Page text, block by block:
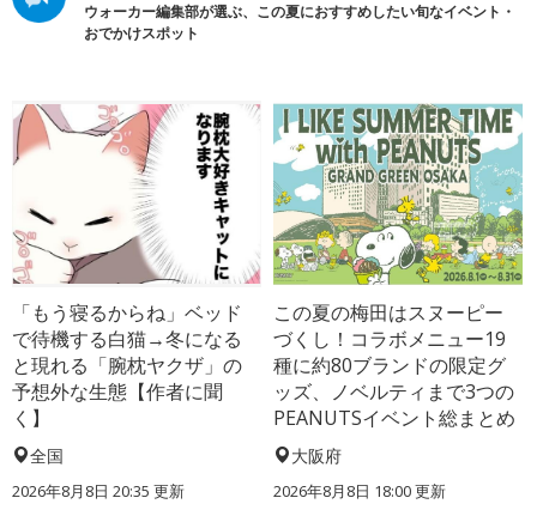
ウォーカー編集部が選ぶ、この夏におすすめしたい旬なイベント・
おでかけスポット
「もう寝るからね」ベッド
で待機する白猫→冬になる
と現れる「腕枕ヤクザ」の
予想外な生態【作者に聞
く】
全国
2026年8月8日 20:35 更新
この夏の梅田はスヌーピー
づくし！コラボメニュー19
種に約80ブランドの限定グ
ッズ、ノベルティまで3つの
PEANUTSイベント総まとめ
大阪府
2026年8月8日 18:00更新